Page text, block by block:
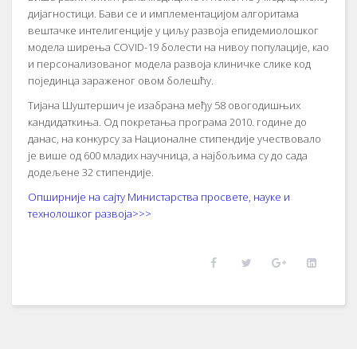
дијагностици. Бави се и имплементацијом алгоритама
вештачке интелигенције у циљу развоја епидемиолошког
модела ширења COVID-19 болести на нивоу популације, као
и персонализованог модела развоја клиничке слике код
појединца зараженог овом болешћу.
Тијана Шуштершич је изабрана међу 58 овогодишњих
кандидаткиња. Од покретања програма 2010. године до
данас, на конкурсу за Националне стипендије учествовало
је више од 600 младих научница, а најбољима су до сада
додељене 32 стипендије.
Опширније на сајту Министарства просвете, науке и
технолошког развоја>>>